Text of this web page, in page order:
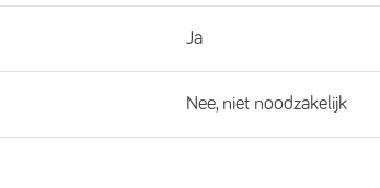
Ja
Nee, niet noodzakelijk